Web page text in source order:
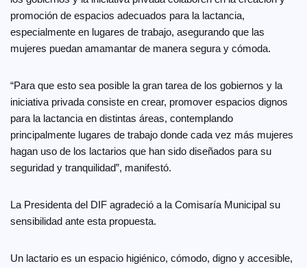
promoción de espacios adecuados para la lactancia,
especialmente en lugares de trabajo, asegurando que las
mujeres puedan amamantar de manera segura y cómoda.
“Para que esto sea posible la gran tarea de los gobiernos y la
iniciativa privada consiste en crear, promover espacios dignos
para la lactancia en distintas áreas, contemplando
principalmente lugares de trabajo donde cada vez más mujeres
hagan uso de los lactarios que han sido diseñados para su
seguridad y tranquilidad”, manifestó.
La Presidenta del DIF agradeció a la Comisaría Municipal su
sensibilidad ante esta propuesta.
Un lactario es un espacio higiénico, cómodo, digno y accesible,